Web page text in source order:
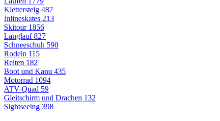
Klettersteig 487
Inlineskates 213
Skitour 1856
Langlauf827
Schneeschuh 590
Rodeln 115
Reiten 182
Boot und Kanu 435
Motorrad 1094
ATV-Quad 59
Gleitschirm und Drachen 132
Sightseeing 398